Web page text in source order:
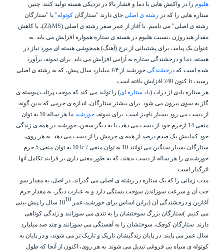
هلیوم را در واکنش هایی با دما و فشار بالا در نزدیکی هسته تولید کنند. چنین
ستاره هایی را که در رشته ی اصلی جای دارند "ستارگان کوتوله" یا "ستارگان
رشته ی اصلی" می نامیم. با آغاز از عمر صفر رشته ی اصلی (ZAMS)، با کاهش
مقدار هیدروژن ،نسبت هلیوم در هسته ی ستاره همواره افزایش می یابد. به
عنوان یک پیامد، برای پشتیبانی از نرخ (آهنگ) همجوشی هسته ای مورد نیاز در
هسته، دما و درخشندگی ستاره به آرامی افزایش می یابد. برای نمونه، برآورد
شده است که درخشندگیخورشید از ۶/۴ میلیارد سال پیش، که به رشته ی اصلی
رسید، تا کنون 40٪ افزایش یافته است.
هر ستاره بادی از ذرات (باد ستاره ای) را تولید می کند که موجب پرتاب پیوسته ی
گاز به سوی بیرون می شود. برای بیشتر ستارگان، اندازه ی جرمی که بدین گونه
از دست می رود بسیار ناچیز است. برای نمونه، خورشید
ما هر ساله 10 به توان
منفی 14
از جرم خود از دست می دهد، یا به دیگر سخن، خورشید در همه ی زندگی
خود کمابیش یک صدم درصد از همه ی جرمش را از دست می دهد. به هر روی،
ستارگان بسیار سنگین می توانند 10 به توان منفی 7 تا 10 به توان منفی 5 جرم
خورشیدی را هر ساله از دست بدهند، که به طور معنی داری بر فرایند تکامل آنها
اثرگذار است.
مدت زمانی را که یک ستاره در رشته ی اصلی می گذراند، در اصل، به مقدار سو
خت آن و سرعت سوزاندن سوخت بستگی دارد و به عبارت دیگر، به مقدار جرم
آغازین و درخشندگی آن (براین اساس برای خورشید،عمر 10 10
سال را پیش بینی
می کنیم. )ستارگان بزرگ سوختشان را به تندی می سوزانند و زندگی کوتاهی
دارند. ستارگان کوچک، سوختشان را به آهستگی می سوزانند و چند صد میلیارد
سال عمر می پایند. در پایان زندگیشان تاریک و تاریک تر می شوند، و در پایان به
کوتوله ی سیاه بی فروغی تبدیل می شوند. به هر روی، اکنون از آنجا که طول